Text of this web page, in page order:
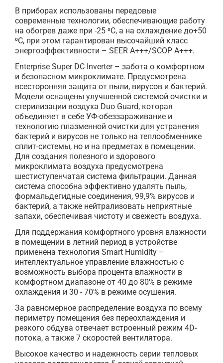
В приборах использованы передовые
современные технологии, обеспечивающие работу
на обогрев даже при -25 ⁰С, а на охлаждение до+50
⁰С, при этом гарантирован высочайший класс
энергоэффективности – SEER A+++/SCOP A+++.
Enterprise Super DC Inverter – забота о комфортном
и безопасном микроклимате. Предусмотрена
всесторонняя защита от пыли, вирусов и бактерий.
Модели оснащены улучшенной системой очистки и
стерилизации воздуха Duo Guard, которая
объединяет в себе УФ-обеззараживание и
технологию плазменной очистки для устранения
бактерий и вирусов не только на теплообменнике
сплит-системы, но и на предметах в помещении.
Для создания полезного и здорового
микроклимата воздуха предусмотрена
шестиступенчатая система фильтрации. Данная
система способна эффективно удалять пыль,
формальдегидные соединения, 99,9% вирусов и
бактерий, а также нейтрализовать неприятные
запахи, обеспечивая чистоту и свежесть воздуха.
Для поддержания комфортного уровня влажности
в помещении в летний период в устройстве
применена технология Smart Humiditу –
интеллектуальное управление влажностью с
возможность выбора процента влажности в
комфортном диапазоне от 40 до 80% в режиме
охлаждения и 30 - 70% в режиме осушения.
За равномерное распределение воздуха по всему
периметру помещения без переохлаждения и
резкого обдува отвечает встроенный режим 4D-
потока, а также 7 скоростей вентилятора.
Высокое качество и надежность серии тепловых